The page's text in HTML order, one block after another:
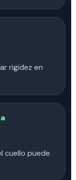
rigidez en
cuello puede